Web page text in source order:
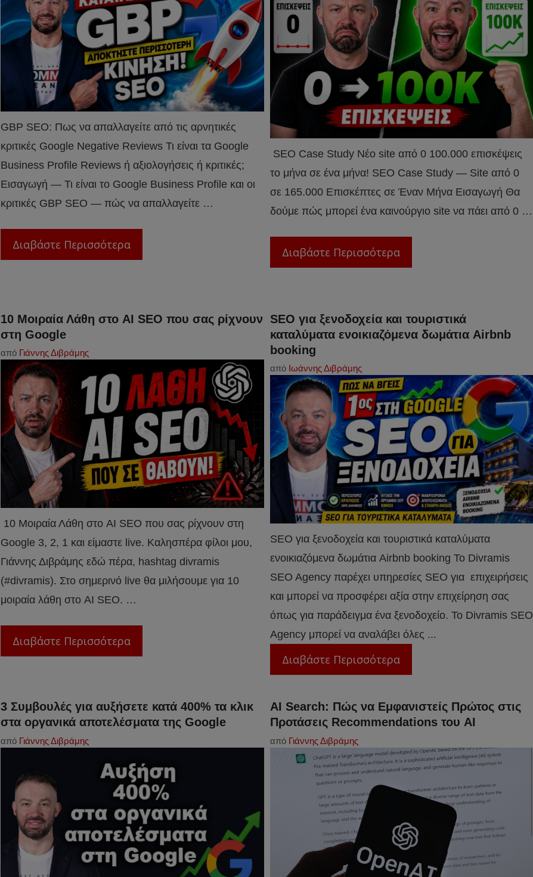
GBP SEO: Πως να απαλλαγείτε από τις αρνητικές
κριτικές Google Negative Reviews Τι είναι τα Google
Business Profile Reviews ή αξιολογήσεις ή κριτικές;
Εισαγωγή — Τι είναι το Google Business Profile και οι
κριτικές GBP SEO — πώς να απαλλαγείτε …
Διαβάστε Περισσότερα
SEO Case Study Νέο site από 0 100.000 επισκέψεις
το μήνα σε ένα μήνα! SEO Case Study — Site από 0
σε 165.000 Επισκέπτες σε Έναν Μήνα Εισαγωγή Θα
δούμε πώς μπορεί ένα καινούργιο site να πάει από 0 …
Διαβάστε Περισσότερα
10 Μοιραία Λάθη στο AI SEO που σας ρίχνουν
στη Google
από Γιάννης Διβράμης
10 Μοιραία Λάθη στο AI SEO που σας ρίχνουν στη
Google 3, 2, 1 και είμαστε live. Καλησπέρα φίλοι μου,
Γιάννης Διβράμης εδώ πέρα, hashtag divramis
(#divramis). Στο σημερινό live θα μιλήσουμε για 10
μοιραία λάθη στο AI SEO. …
Διαβάστε Περισσότερα
SEO για ξενοδοχεία και τουριστικά
καταλύματα ενοικιαζόμενα δωμάτια Airbnb
booking
από Ιωάννης Διβράμης
SEO για ξενοδοχεία και τουριστικά καταλύματα
ενοικιαζόμενα δωμάτια Airbnb booking Το Divramis
SEO Agency παρέχει υπηρεσίες SEO για επιχειρήσεις
και μπορεί να προσφέρει αξία στην επιχείρηση σας
όπως για παράδειγμα ένα ξενοδοχείο. Το Divramis SEO
Agency μπορεί να αναλάβει όλες ...
Διαβάστε Περισσότερα
3 Συμβουλές για αυξήσετε κατά 400% τα κλικ
στα οργανικά αποτελέσματα της Google
από Γιάννης Διβράμης
AI Search: Πώς να Εμφανιστείς Πρώτος στις
Προτάσεις Recommendations του AI
από Γιάννης Διβράμης